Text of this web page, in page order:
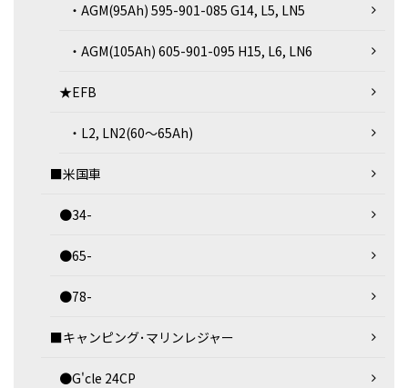
・AGM(95Ah) 595-901-085 G14, L5, LN5
・AGM(105Ah) 605-901-095 H15, L6, LN6
★EFB
・L2, LN2(60～65Ah)
■米国車
●34-
●65-
●78-
■キャンピング･マリンレジャー
●G'cle 24CP